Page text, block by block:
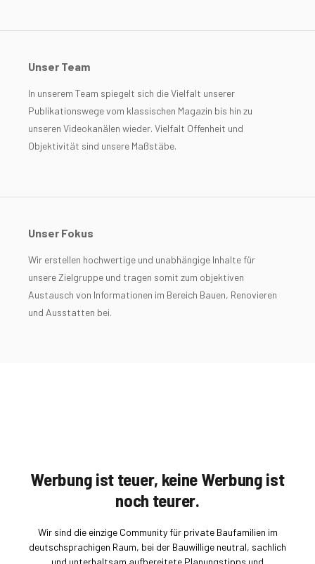
Unser Team
In unserem Team spiegelt sich die Vielfalt unserer
Publikationswege vom klassischen Magazin bis hin zu
unseren Videokanälen wieder. Vielfalt Offenheit und
Objektivität sind unsere Maßstäbe.
Unser Fokus
Wir erstellen hochwertige und unabhängige Inhalte für
unsere Zielgruppe und tragen somit zum objektiven
Austausch von Informationen im Bereich Bauen, Renovieren
und Ausstatten bei.
Werbung ist teuer, keine Werbung ist
noch teurer.
Wir sind die einzige Community für private Baufamilien im
deutschsprachigen Raum, bei der Bauwillige neutral, sachlich
und unterhaltsam aufbereitete Planungstipps und